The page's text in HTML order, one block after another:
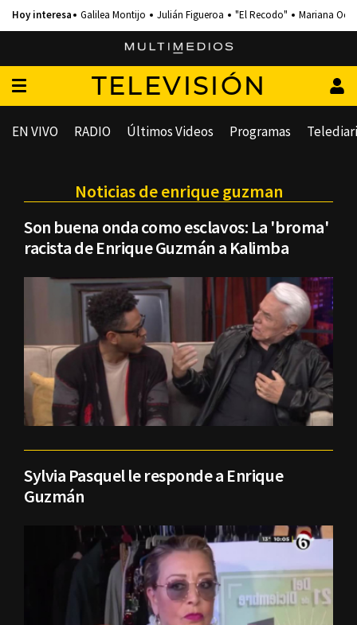
Galilea Montijo Julián Figueroa "El Recodo" Mariana
TELEVISIÓN
EN VIVO RADIO Últimos Videos Programas
Noticias de enrique guzman
Son buena onda como esclavos: La 'broma'
racista de Enrique Guzmán a Kalimba
Sylvia Pasquel le responde a Enrique
Guzmán